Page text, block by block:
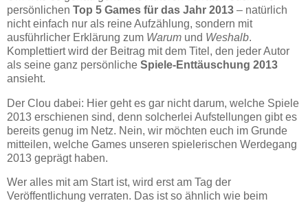
persönlichen Top 5 Games für das Jahr 2013 – natürlich
nicht einfach nur als reine Aufzählung, sondern mit
ausführlicher Erklärung zum Warum und Weshalb.
Komplettiert wird der Beitrag mit dem Titel, den jeder Autor
als seine ganz persönliche Spiele-Enttäuschung 2013
ansieht.
Der Clou dabei: Hier geht es gar nicht darum, welche Spiele
2013 erschienen sind, denn solcherlei Aufstellungen gibt es
bereits genug im Netz. Nein, wir möchten euch im Grunde
mitteilen, welche Games unseren spielerischen Werdegang
2013 geprägt haben.
Wer alles mit am Start ist, wird erst am Tag der
Veröffentlichung verraten. Das ist so ähnlich wie beim